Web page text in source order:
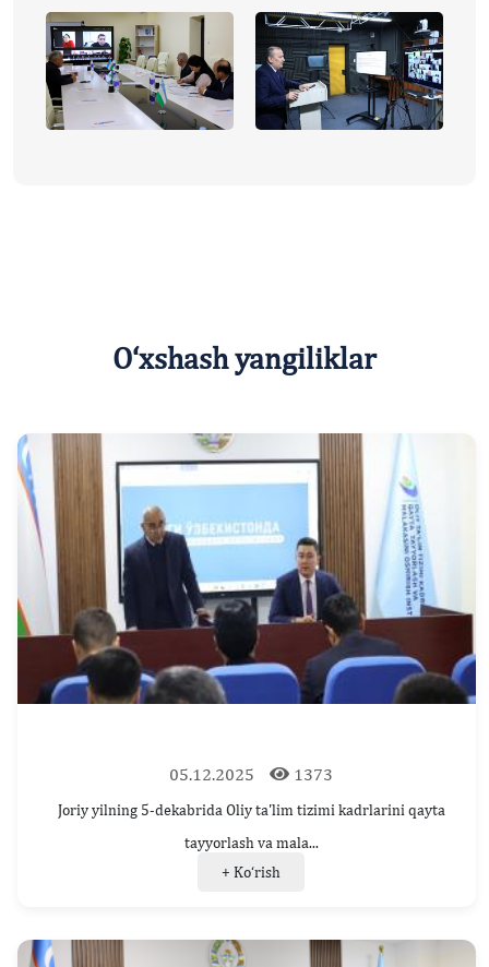
O‘xshash yangiliklar
05.12.2025 1373
Joriy yilning 5-dekabrida Oliy ta'lim tizimi kadrlarini qayta
tayyorlash va mala...
+ Ko‘rish